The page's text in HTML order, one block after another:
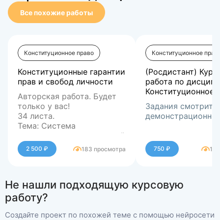
Все похожие работы
Конституционное право
Конституционные гарантии
прав и свобод личности
Авторская работа. Будет
только у вас!
34 листа.
Тема: Система
конституционных гарантий
прав и свобод личности в
Российской Федерации:
и проблемы реализации.
Цель: Комплексное
прав и свобод в РФ,
выявление их видов,
механизмов реализации и
проблем эффективности.
Структура и содержание:
Работа состоит из двух
глав, введения, заключения
и списка источников.
2 500 ₽ 183 просмотра
Конституционное
(Росдистант)
работа по
Конституционное
Задания смотрите
750 ₽
Не нашли подходящую курсовую
работу?
Создайте проект по похожей теме с помощью нейросети